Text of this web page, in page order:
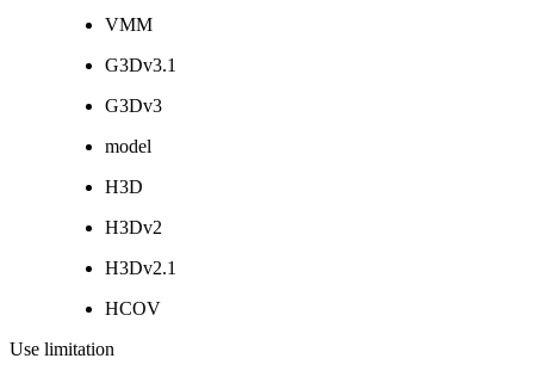
VMM
G3Dv3.1
G3Dv3
model
H3D
H3Dv2
H3Dv2.1
HCOV
Use limitation